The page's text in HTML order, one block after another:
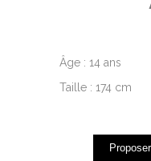
Âge : 14 ans
Taille : 174 cm